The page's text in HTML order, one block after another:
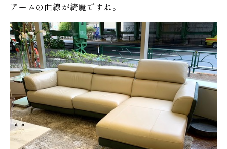
アームの曲線が綺麗ですね。